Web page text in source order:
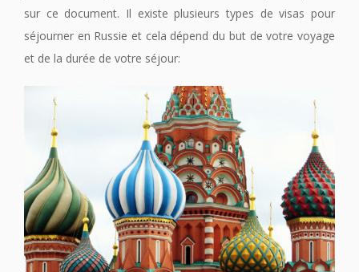
sur ce document. Il existe plusieurs types de visas pour
séjourner en Russie et cela dépend du but de votre voyage
et de la durée de votre séjour: